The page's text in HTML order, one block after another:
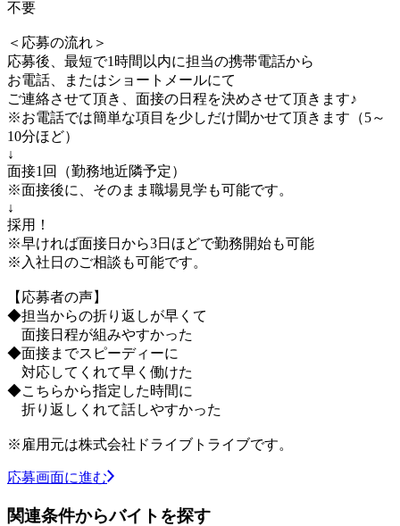
不要
＜応募の流れ＞
応募後、最短で1時間以内に担当の携帯電話から
お電話、またはショートメールにて
ご連絡させて頂き、面接の日程を決めさせて頂きます♪
※お電話では簡単な項目を少しだけ聞かせて頂きます（5～
10分ほど）
↓
面接1回（勤務地近隣予定）
※面接後に、そのまま職場見学も可能です。
↓
採用！
※早ければ面接日から3日ほどで勤務開始も可能
※入社日のご相談も可能です。
【応募者の声】
◆担当からの折り返しが早くて
面接日程が組みやすかった
◆面接までスピーディーに
対応してくれて早く働けた
◆こちらから指定した時間に
折り返しくれて話しやすかった
※雇用元は株式会社ドライブトライブです。
応募画面に進む
関連条件からバイトを探す